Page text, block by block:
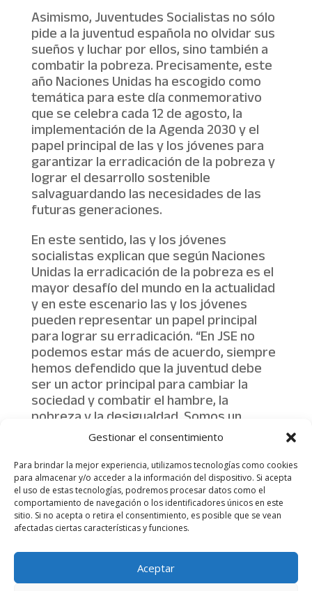
Gestionar el consentimiento
Para brindar la mejor experiencia, utilizamos tecnologías como cookies
para almacenar y/o acceder a la información del dispositivo. Si acepta
el uso de estas tecnologías, podremos procesar datos como el
comportamiento de navegación o los identificadores únicos en este
sitio. Si no acepta o retira el consentimiento, es posible que se vean
afectadas ciertas características y funciones.
Aceptar
Asimismo, Juventudes Socialistas no sólo
pide a la juventud española no olvidar sus
sueños y luchar por ellos, sino también a
combatir la pobreza. Precisamente, este
año Naciones Unidas ha escogido como
temática para este día conmemorativo
que se celebra cada 12 de agosto, la
implementación de la Agenda 2030 y el
papel principal de las y los jóvenes para
garantizar la erradicación de la pobreza y
lograr el desarrollo sostenible
salvaguardando las necesidades de las
futuras generaciones.
En este sentido, las y los jóvenes
socialistas explican que según Naciones
Unidas la erradicación de la pobreza es el
mayor desafío del mundo en la actualidad
y en este escenario las y los jóvenes
pueden representar un papel principal
para lograr su erradicación. “En JSE no
podemos estar más de acuerdo, siempre
hemos defendido que la juventud debe
ser un actor principal para cambiar la
sociedad y combatir el hambre, la
pobreza y la desigualdad. Somos un
indiscutible e imprescindible motor de
concluyen.
Más información sobre las cookies